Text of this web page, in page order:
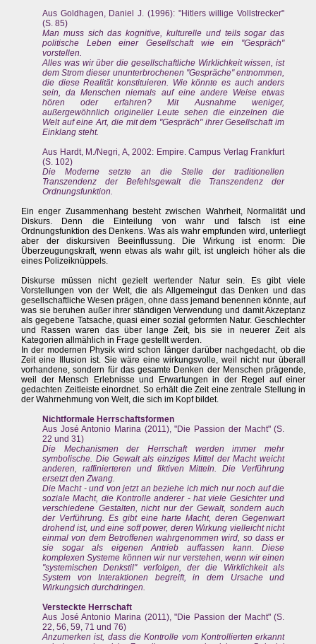
Aus Goldhagen, Daniel J. (1996): "Hitlers willige Vollstrecker"
(S. 85)
Man muss sich das kognitive, kulturelle und teils sogar das
politische Leben einer Gesellschaft wie ein "Gespräch"
vorstellen.
Alles was wir über die gesellschaftliche Wirklichkeit wissen, ist
dem Strom dieser ununterbrochenen "Gespräche" entnommen,
die diese Realität konstituieren. Wie könnte es auch anders
sein, da Menschen niemals auf eine andere Weise etwas
hören oder erfahren? Mit Ausnahme weniger,
außergewöhnlich origineller Leute sehen die einzelnen die
Welt auf eine Art, die mit dem "Gespräch" ihrer Gesellschaft im
Einklang steht.
Aus Hardt, M./Negri, A, 2002: Empire. Campus Verlag Frankfurt
(S. 102)
Die Moderne setzte an die Stelle der traditionellen
Transzendenz der Befehlsgewalt die Transzendenz der
Ordnungsfunktion.
Ein enger Zusammenhang besteht zwischen Wahrheit, Normalität und
Diskurs. Denn die Einteilung von wahr und falsch ist eine
Ordnungsfunktion des Denkens. Was als wahr empfunden wird, unterliegt
aber der diskursiven Beeinflussung. Die Wirkung ist enorm: Die
Überzeugungskraft, wenn etwas als wahr gilt, ist ungleich höher als die
eines Polizeiknüppels.
Diskurse müssen nicht gezielt wertender Natur sein. Es gibt viele
Vorstellungen von der Welt, die als Allgemeingut das Denken und das
gesellschaftliche Wesen prägen, ohne dass jemand benennen könnte, auf
was sie beruhen außer ihrer ständigen Verwendung und damit Akzeptanz
als gegebene Tatsache, quasi einer sozial geformten Natur. Geschlechter
und Rassen waren das über lange Zeit, bis sie in neuerer Zeit als
Kategorien allmählich in Frage gestellt werden.
In der modernen Physik wird schon länger darüber nachgedacht, ob die
Zeit eine Illusion ist. Sie wäre eine wirkungsvolle, weil nicht nur überall
vorhandene, sondern für das gesamte Denken der Menschen prägende,
weil der Mensch Erlebnisse und Erwartungen in der Regel auf einer
gedachten Zeitleiste einordnet. So erhält die Zeit eine zentrale Stellung in
der Wahrnehmung von Welt, die sich im Kopf bildet.
Nichtformale Herrschaftsformen
Aus José Antonio Marina (2011), "Die Passion der Macht" (S.
22 und 31)
Die Mechanismen der Herrschaft werden immer mehr
symbolische. Die Gewalt als einziges Mittel der Macht weicht
anderen, raffinierteren und fiktiven Mitteln. Die Verführung
ersetzt den Zwang.
Die Macht - und von jetzt an beziehe ich mich nur noch auf die
soziale Macht, die Kontrolle anderer - hat viele Gesichter und
verschiedene Gestalten, nicht nur der Gewalt, sondern auch
der Verführung. Es gibt eine harte Macht, deren Gegenwart
drohend ist, und eine soff power, deren Wirkung vielleicht nicht
einmal von dem Betroffenen wahrgenommen wird, so dass er
sie sogar als eigenen Antrieb auffassen kann. Diese
komplexen Systeme können wir nur verstehen, wenn wir einen
"systemischen Denkstil" verfolgen, der die Wirklichkeit als
System von Interaktionen begreift, in dem Ursache und
Wirkungsich durchdringen.
Versteckte Herrschaft
Aus José Antonio Marina (2011), "Die Passion der Macht" (S.
22, 56, 59, 71 und 76)
Anzumerken ist, dass die Kontrolle vom Kontrollierten erkannt